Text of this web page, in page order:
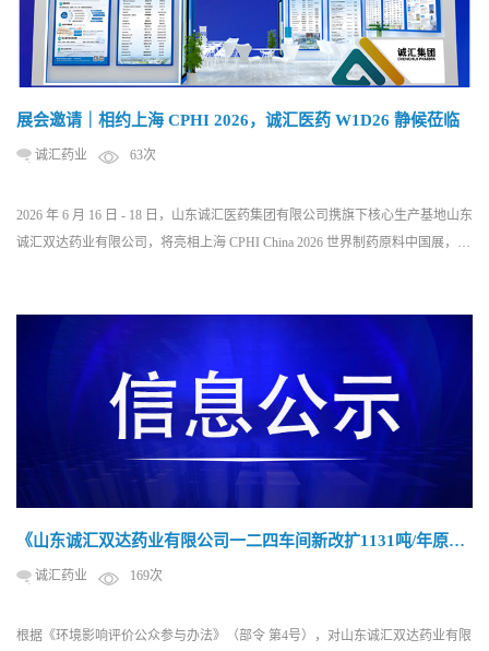
展会邀请｜相约上海 CPHI 2026，诚汇医药 W1D26 静候莅临
诚汇药业 63次
2026 年 6 月 16 日 - 18 日，山东诚汇医药集团有限公司携旗下核心生产基地山东
诚汇双达药业有限公司，将亮相上海 CPHI China 2026 世界制药原料中国展，展
应用、对接合作商机，携手共创全球医药产业高质量发...
《山东诚汇双达药业有限公司一二四车间新改扩1131吨/年原料
药项目》 环境影响评价第一次信息公开
诚汇药业 169次
根据《环境影响评价公众参与办法》（部令 第4号），对山东诚汇双达药业有限